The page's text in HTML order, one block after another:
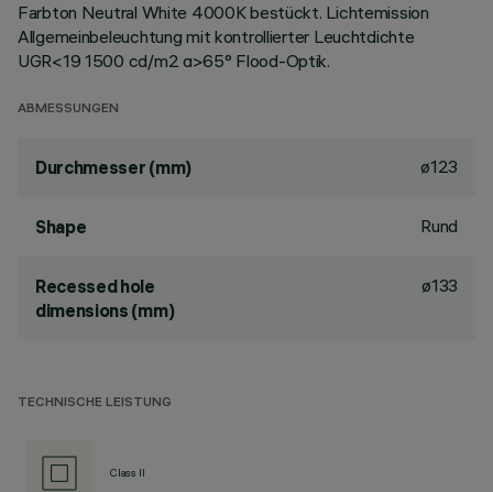
Farbton Neutral White 4000K bestückt. Lichtemission
Allgemeinbeleuchtung mit kontrollierter Leuchtdichte
UGR<19 1500 cd/m2 α>65° Flood-Optik.
ABMESSUNGEN
Durchmesser (mm) ø123
Shape Rund
Recessed hole
dimensions (mm)
ø133
TECHNISCHE LEISTUNG
Class II